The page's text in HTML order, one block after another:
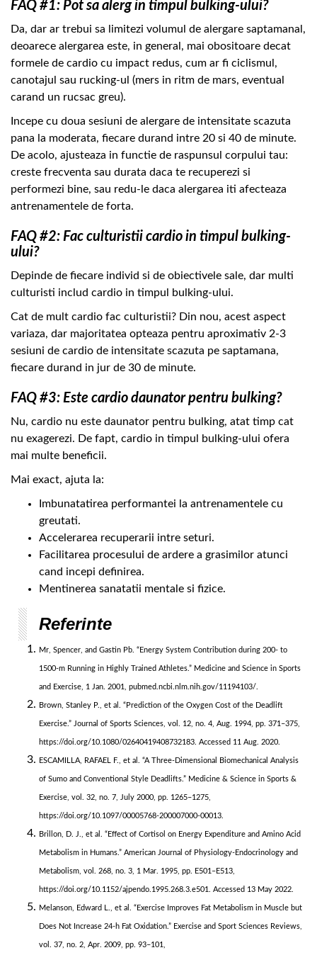
FAQ #1: Pot sa alerg in timpul bulking-ului?
Da, dar ar trebui sa limitezi volumul de alergare saptamanal,
deoarece alergarea este, in general, mai obositoare decat
formele de cardio cu impact redus, cum ar fi ciclismul,
canotajul sau rucking-ul (mers in ritm de mars, eventual
carand un rucsac greu).
Incepe cu doua sesiuni de alergare de intensitate scazuta
pana la moderata, fiecare durand intre 20 si 40 de minute.
De acolo, ajusteaza in functie de raspunsul corpului tau:
creste frecventa sau durata daca te recuperezi si
performezi bine, sau redu-le daca alergarea iti afecteaza
antrenamentele de forta.
FAQ #2: Fac culturistii cardio in timpul bulking-
ului?
Depinde de fiecare individ si de obiectivele sale, dar multi
culturisti includ cardio in timpul bulking-ului.
Cat de mult cardio fac culturistii? Din nou, acest aspect
variaza, dar majoritatea opteaza pentru aproximativ 2-3
sesiuni de cardio de intensitate scazuta pe saptamana,
fiecare durand in jur de 30 de minute.
FAQ #3: Este cardio daunator pentru bulking?
Nu, cardio nu este daunator pentru bulking, atat timp cat
nu exagerezi. De fapt, cardio in timpul bulking-ului ofera
mai multe beneficii.
Mai exact, ajuta la:
Imbunatatirea performantei la antrenamentele cu
greutati.
Accelerarea recuperarii intre seturi.
Facilitarea procesului de ardere a grasimilor atunci
cand incepi definirea.
Mentinerea sanatatii mentale si fizice.
Referinte
Mr, Spencer, and Gastin Pb. “Energy System Contribution during 200- to
1500-m Running in Highly Trained Athletes.” Medicine and Science in Sports
and Exercise, 1 Jan. 2001, pubmed.ncbi.nlm.nih.gov/11194103/.
Brown, Stanley P., et al. “Prediction of the Oxygen Cost of the Deadlift
Exercise.” Journal of Sports Sciences, vol. 12, no. 4, Aug. 1994, pp. 371–375,
https://doi.org/10.1080/02640419408732183. Accessed 11 Aug. 2020.
ESCAMILLA, RAFAEL F., et al. “A Three-Dimensional Biomechanical Analysis
of Sumo and Conventional Style Deadlifts.” Medicine & Science in Sports &
Exercise, vol. 32, no. 7, July 2000, pp. 1265–1275,
https://doi.org/10.1097/00005768-200007000-00013.
Brillon, D. J., et al. “Effect of Cortisol on Energy Expenditure and Amino Acid
Metabolism in Humans.” American Journal of Physiology-Endocrinology and
Metabolism, vol. 268, no. 3, 1 Mar. 1995, pp. E501–E513,
https://doi.org/10.1152/ajpendo.1995.268.3.e501. Accessed 13 May 2022.
Melanson, Edward L., et al. “Exercise Improves Fat Metabolism in Muscle but
Does Not Increase 24-h Fat Oxidation.” Exercise and Sport Sciences Reviews,
vol. 37, no. 2, Apr. 2009, pp. 93–101,